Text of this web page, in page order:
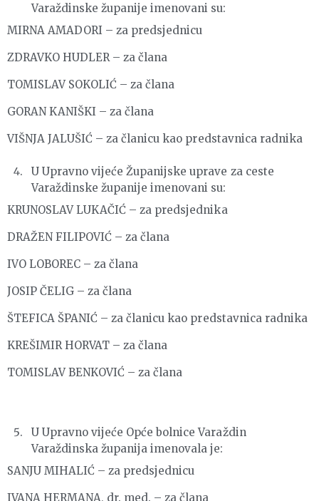
Varaždinske županije imenovani su:
MIRNA AMADORI – za predsjednicu
ZDRAVKO HUDLER – za člana
TOMISLAV SOKOLIĆ – za člana
GORAN KANIŠKI – za člana
VIŠNJA JALUŠIĆ – za članicu kao predstavnica radnika
U Upravno vijeće Županijske uprave za ceste
Varaždinske županije imenovani su:
KRUNOSLAV LUKAČIĆ – za predsjednika
DRAŽEN FILIPOVIĆ – za člana
IVO LOBOREC – za člana
JOSIP ČELIG – za člana
ŠTEFICA ŠPANIĆ – za članicu kao predstavnica radnika
KREŠIMIR HORVAT – za člana
TOMISLAV BENKOVIĆ – za člana
U Upravno vijeće Opće bolnice Varaždin
Varaždinska županija imenovala je:
SANJU MIHALIĆ – za predsjednicu
IVANA HERMANA, dr. med. – za člana